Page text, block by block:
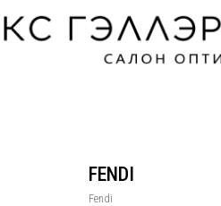
FENDI
Fendi